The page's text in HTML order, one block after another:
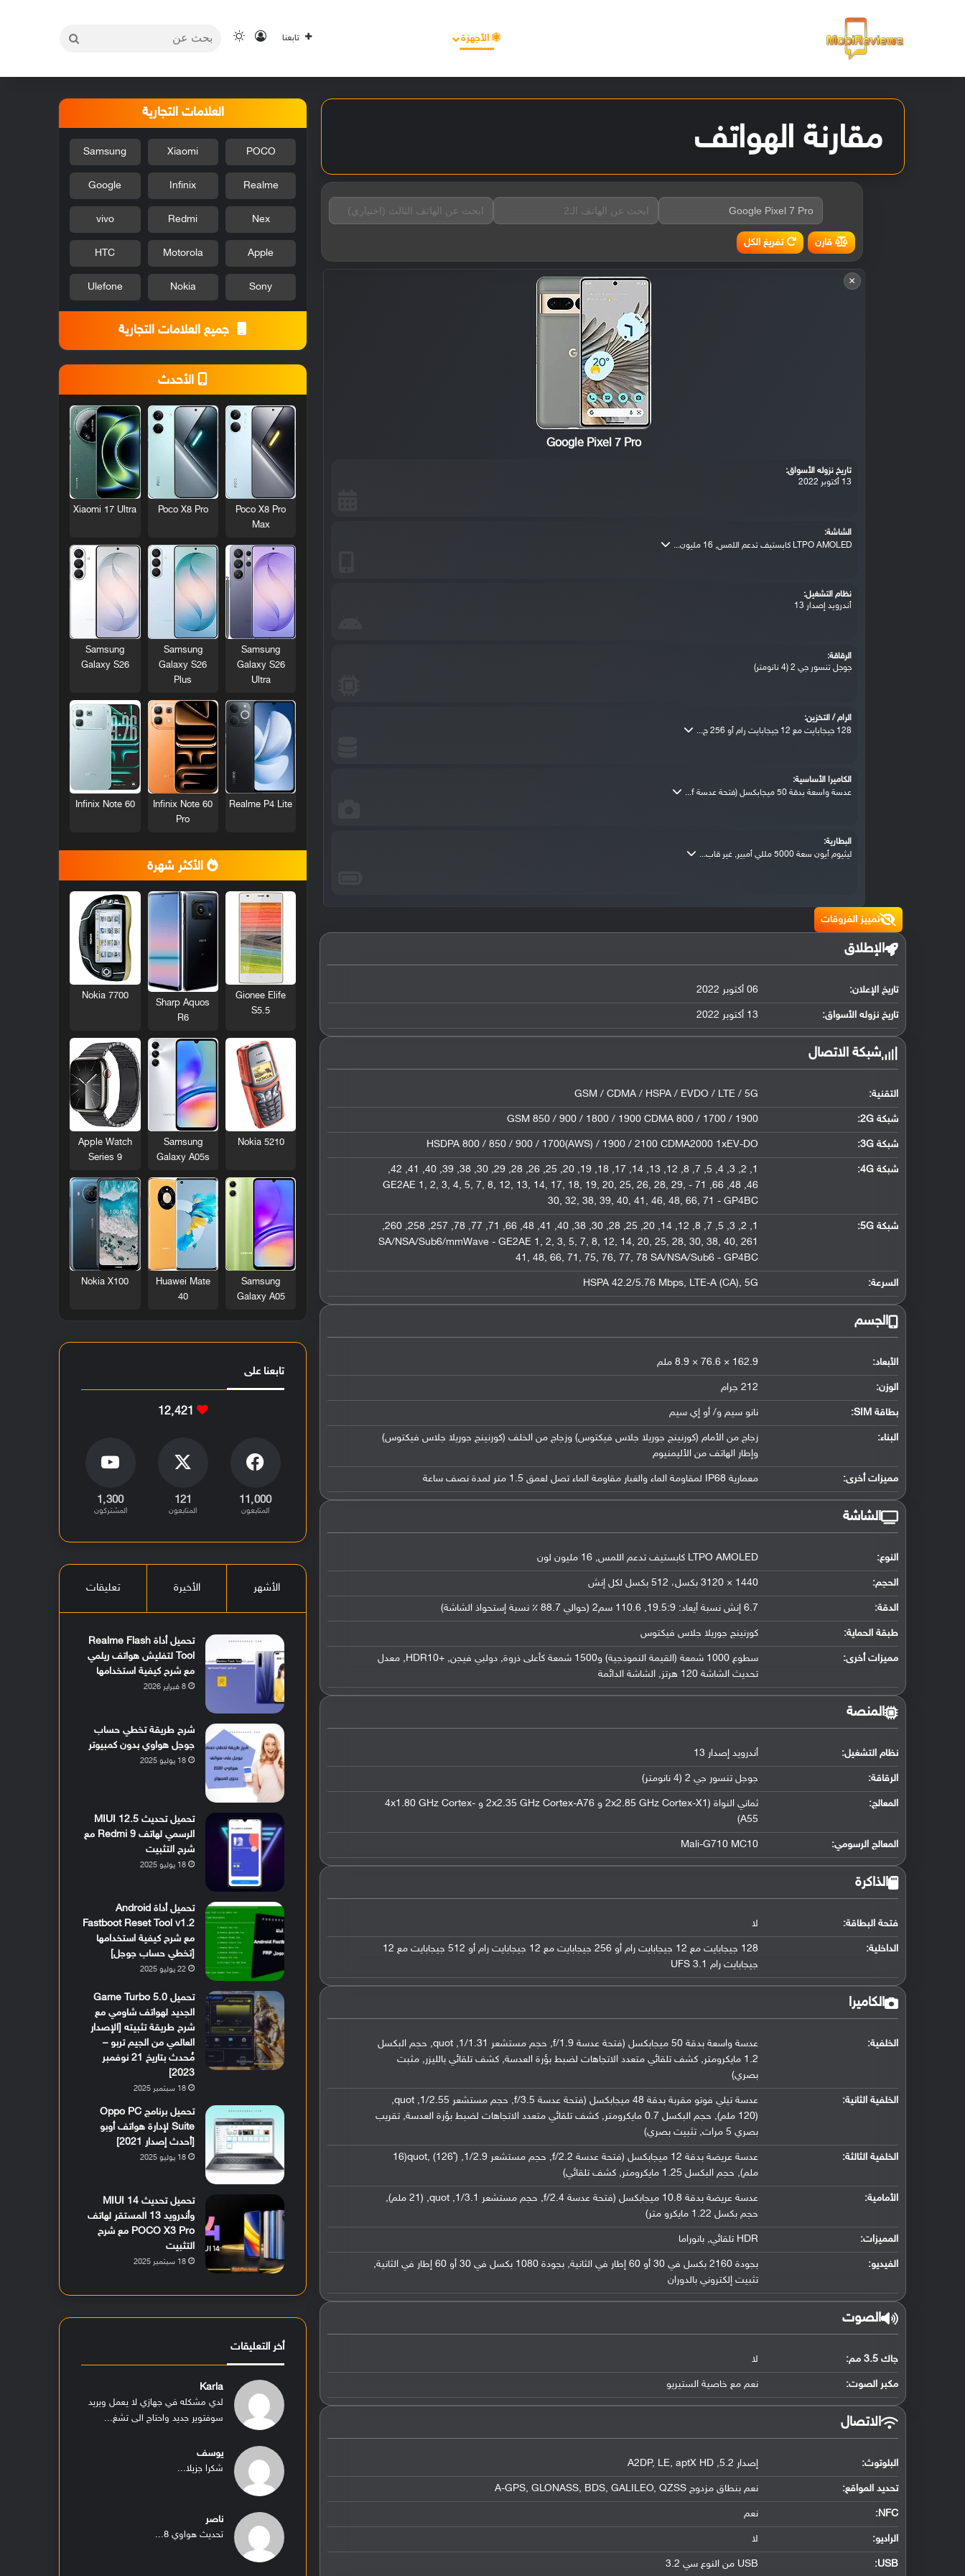
الأجهزة تابعنا تسجيل الدخول
الوضع المظلم
مقارنة الهواتف
قارن تفريغ الكل
×
Google Pixel 7 Pro
تاريخ نزوله الأسواق:
13 أكتوبر 2022
الشاشة:
LTPO AMOLED كابستيف تدعم اللمس, 16 مليون...
نظام التشغيل:
أندرويد إصدار 13
الرقاقة:
جوجل تنسور جي 2 (4 نانومتر)
الرام / التخزين:
128 جيجابايت مع 12 جيجابايت رام أو 256 ج...
الكاميرا الأساسية:
عدسة واسعة بدقة 50 ميجابكسل (فتحة عدسة f...
البطارية:
ليثيوم أيون سعة 5000 مللي أمبير, غير قاب...
تمييز الفروقات
الإطلاق
تاريخ الإعلان: 06 أكتوبر 2022
تاريخ نزوله الأسواق: 13 أكتوبر 2022
شبكة الاتصال
التقنية: GSM / CDMA / HSPA / EVDO / LTE / 5G
شبكة 2G: GSM 850 / 900 / 1800 / 1900 CDMA 800 / 1700 / 1900
شبكة 3G :
HSDPA 800 / 850 / 900 / 1700(AWS) / 1900 / 2100 CDMA2000 1xEV-DO
شبكة 4G :
1
,
2
,
3
,
4
,
5
,
7
,
8
,
12
,
13
,
14
,
17
,
18
,
19
,
20
,
25
,
26
,
28
,
29
,
30
,
38
,
39
,
40
,
41
,
42
,
46
,
48
,
66
,
71 - GE2AE 1
, 2, 3, 4, 5, 7, 8, 12, 13, 14, 17, 18, 19, 20, 25, 26, 28, 29,
30, 32, 38, 39, 40, 41 , 46, 48, 66, 71 - GP4BC
شبكة 5G :
1
,
2
,
3
,
5
,
7
,
8
,
12
,
14
,
20
,
25
,
28
,
30
,
38
,
40
,
41
,
48
,
66
,
71
,
77
,
78
,
257
,
258
,
260
,
261 SA/NSA/Sub6/mmWave - GE2AE 1
, 2, 3, 5, 7, 8, 12, 14, 20, 25, 28, 30, 38, 40,
41 , 48, 66, 71 , 75, 76, 77, 78 SA/NSA/Sub6 - GP4BC
السرعة: HSPA 42.2/5.76 Mbps, LTE-A (CA), 5G
الجسم
الأبعاد: 162.9 × 76.6 × 8.9 ملم
الوزن: 212 جرام
بطاقة SIM: نانو سيم و/ أو إي سيم
البناء:
زجاج من الأمام (كورنينج جوريلا جلاس فيكتوس) وزجاج من الخلف (كورنينج جوريلا جلاس فيكتوس)
وإطار الهاتف من الأليمنيوم
مميزات أخرى: معمارية IP68 لمقاومة الماء والغبار مقاومة الماء تصل لعمق 1.5 متر لمدة نصف ساعة
الشاشة
النوع: LTPO AMOLED كابستيف تدعم اللمس ,16 مليون لون
الحجم: 1440 × 3120 بكسل، 512 بكسل لكل إنش
الدقة: 6.7 إنش نسبة أيعاد: 19.5:9 ,110.6 سم2 (حوالي 88.7 ٪ نسبة إستحواذ الشاشة)
طبقة الحماية: كورنينج جوريلا جلاس فيكتوس
مميزات أخرى: سطوع 1000 شمعة (القيمة النموذجية) و1500 شمعة كأعلى ذروة ,دولبي فيجن,
+HDR10
,معدل
تحديث الشاشة 120 هرتز
,الشاشة الدائمة
المنصة
نظام التشغيل: أندرويد إصدار 13
الرقاقة: جوجل تنسور جي 2 (4 نانومتر)
المعالج:
ثماني النواة (2x2.85 GHz Cortex-X1 و 2x2.35 GHz Cortex-A76 و 4x1.80 GHz Cortex-
A55)
المعالج الرسومي:
Mali-G710 MC10
الذاكرة
فتحة البطاقة: لا
الداخلية:
128 جيجابايت مع 12 جيجابايت رام أو 256 جيجابايت مع 12 جيجابايت رام أو 512 جيجابايت مع 12
جيجابايت رام UFS 3.1
الكاميرا
الخلفية: عدسة واسعة بدقة 50 ميجابكسل (فتحة عدسة f/1.9 , حجم مستشعر 1/1.31 ,
quot
, حجم البكسل
1.2 مايكرومتر
,كشف تلقائي متعدد الاتجاهات لضبط بؤرة العدسة,كشف تلقائي بالليزر,مثبت
بصري)
الخلفية الثانية: عدسة تيلي فوتو مقربة بدقة 48 ميجابكسل (فتحة عدسة f/3.5 , حجم مستشعر 1/2.55 ,
quot
,
(120 ملم)
, حجم البكسل 0.7 مايكرومتر ,كشف تلقائي متعدد الاتجاهات لضبط بؤرة العدسة,تقريب
بصري 5 مرات
,تثبيت بصري)
الخلفية الثالثة: عدسة عريضة بدقة 12 ميجابكسل (فتحة عدسة f/2.2 , حجم مستشعر 1/2.9 ,
quot,
(126˚)(16
ملم), حجم البكسل 1.25 مايكرومتر ,كشف تلقائي)
الأمامية: عدسة عريضة بدقة 10.8 ميجابكسل (فتحة عدسة f/2.4 , حجم مستشعر 1/3.1 ,
quot
, (21 ملم)
,
حجم بكسل 1.22 مايكرو متر)
المميزات: HDR تلقائي ,بانوراما
الفيديو: بجودة 2160 بكسل في 30 أو 60 إطار في الثانية ,بجودة 1080 بكسل في 30 أو 60 إطار في الثانية
,
تثبيت إلكتروني بالدوران
الصوت
جاك 3.5 مم: لا
مكبر الصوت: نعم مع خاصية الستيريو
الاتصال
البلوتوث: إصدار 5.2 ,
A2DP, LE, aptX HD
تحديد المواقع: نعم بنطاق مزدوج A-GPS , GLONASS, BDS, GALILEO, QZSS
NFC
: نعم
الراديو: لا
USB
: USB من النوع سي 3.2
العلامات التجارية
POCO
Xiaomi
Samsung
Realme
Infinix
Google
Nex
Redmi
vivo
Apple
Motorola
HTC
Sony
Nokia
Ulefone
جميع العلامات التجارية
الأحدث
Poco X8 Pro
Max
Poco X8 Pro
Xiaomi 17 Ultra
Samsung
Galaxy S26
Ultra
Samsung
Galaxy S26
Plus
Samsung
Galaxy S26
Realme P4 Lite
Infinix Note 60
Pro
Infinix Note 60
الأكثر شهرة
Gionee Elife
S5.5
Sharp Aquos
R6
Nokia 7700
Nokia 5210
Samsung
Galaxy A05s
Apple Watch
Series 9
Samsung
Galaxy A05
Huawei Mate
40
Nokia X100
تابعنا على
12٬421
11٬000
المتابعون
121
المتابعون
1٬300
المشتركون
الأشهر الأخيرة تعليقات
تحميل أداة Realme Flash
Tool لتفليش هواتف ريلمي
مع شرح كيفية استخدامها
8 فبراير 2026
شرح طريقة تخطي حساب
جوجل هواوي بدون كمبيوتر
18 يوليو 2025
تحميل تحديث MIUI 12.5
الرسمي لهاتف Redmi 9 مع
شرح التثبيت
18 يوليو 2025
تحميل أداة Android
Fastboot Reset Tool v1.2
مع شرح كيفية استخدامها
[تخطي حساب جوجل]
22 يوليو 2025
تحميل Game Turbo 5.0
الجديد لهواتف شاومي مع
شرح طريقة تثبيته [الإصدار
العالمي من الجيم تربو –
مُحدث بتاريخ 21 نوفمبر
2023]
18 سبتمبر 2025
تحميل برنامج Oppo PC
Suite لإدارة هواتف أوبو
[أحدث إصدار 2021]
18 يوليو 2025
تحميل تحديث MIUI 14
وأندرويد 13 المستقر لهاتف
POCO X3 Pro مع شرح
التثبيت
18 سبتمبر 2025
أخر التعليقات
Karla
لدي مشكله في جهازي لا يعمل ويريد
سوفتوير جديد واحتاج الى تشغ...
يوسف
شكرا جزيلا...
ناصر
تحديث هواوي 8...